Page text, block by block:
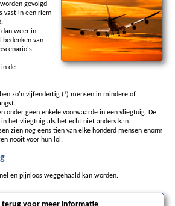
gevolgd -
vast in een riem -
dan weer in
bedenken van
in de
zo'n vijfendertig (!) mensen in mindere of
onder geen enkele voorwaarde in een vliegtuig. De
het vliegtuig als het echt niet anders kan.
zien nog eens tien van elke honderd mensen enorm
nooit voor hun lol.
en pijnloos weggehaald kan worden.